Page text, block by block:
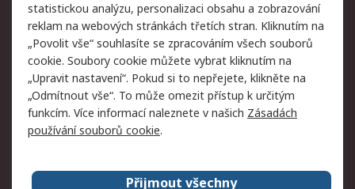
Autorská práva
Obchodní podmínky
společnosti RS
Prohlášení o ochraně
údajů
Zabezpečení
elektronické pošty
Zásady pro soubory
cookie
Zásady ochrany
osobních údajů
Kontakt
statistickou analýzu, personalizaci obsahu a zobrazování
reklam na webových stránkách třetích stran. Kliknutím na
„Povolit vše“ souhlasíte se zpracováním všech souborů
cookie. Soubory cookie můžete vybrat kliknutím na
„Upravit nastavení“. Pokud si to nepřejete, klikněte na
„Odmítnout vše“. To může omezit přístup k určitým
funkcím. Více informací naleznete v našich Zásadách
používání souborů cookie.
Přijmout všechny